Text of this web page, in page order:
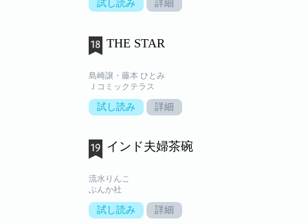
試し読み 詳細
THE STAR
島崎譲・藤本 ひとみ
Ｊコミックテラス
試し読み 詳細
インド夫婦茶碗
流水りんこ
ぶんか社
試し読み 詳細